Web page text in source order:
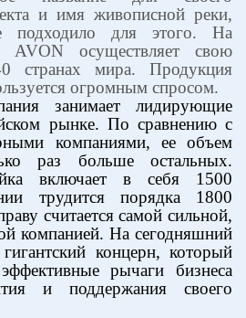
и имя живописной реки,
подходило для этого. На
AVONосуществляет свою
странах мира. Продукция
огромным спросом.
занимает лидирующие
рынке. По сравнению с
компаниями, ее объем
раз больше остальных.
включает в себя 1500
трудится порядка 1800
считается самой сильной,
компанией. На сегодняшний
концерн, который
рычаги бизнеса
и поддержания своего